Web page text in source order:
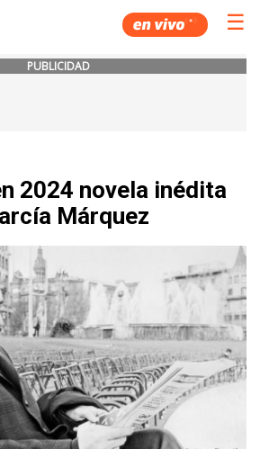
☰
PUBLICIDAD
2024 novela inédita
Márquez